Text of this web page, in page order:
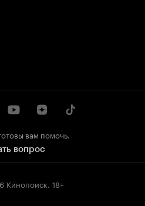
вам помочь.
вопрос
Кинопоиск. 18+